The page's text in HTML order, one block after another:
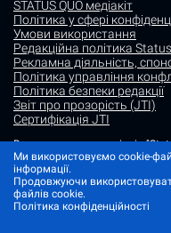
STATUS QUO медіакіт
Політика у сфері
Умови використання
Редакційна політика
Рекламна діяльність,
Політика управління
Політика безпеки редакції
Звіт про прозорість (JTI)
Сертифікація JTI
Використання матеріалів
посилання (для інтернет-
Матеріали в рубриках "Новини
на правах реклами або в
Зображення, що містять мітку
про джерело фото, є
Ми використовуємо cookie-
інформації.
Продовжуючи
файлів cookie.
Політика конфіденційності